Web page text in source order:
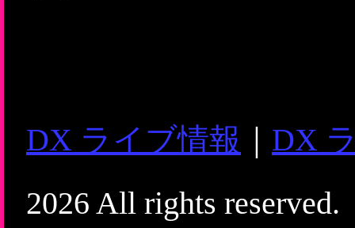
DX ライブ情報
DX
2026 All rights reserved.